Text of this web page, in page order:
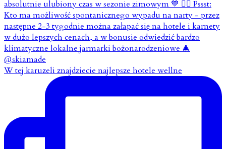
W tej karuzeli znajdziecie najlepsze hotele wellne